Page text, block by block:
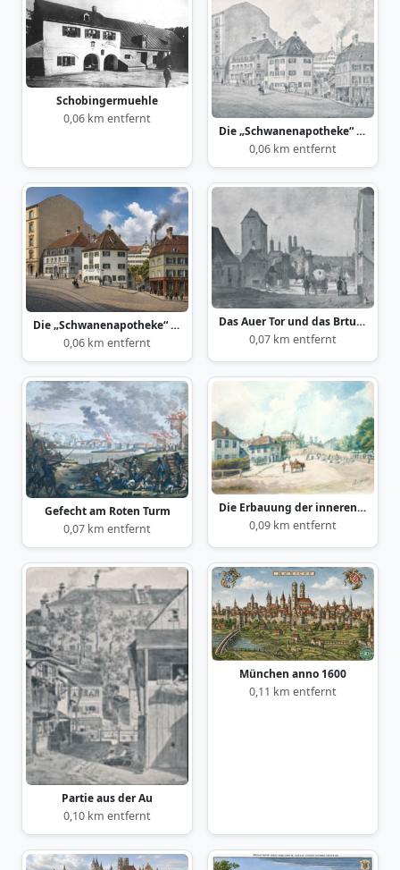
Schobingermuehle
0,06 km entfernt
Die „Schwanenapotheke“ an der Ludwigsbrücke 1893
0,06 km entfernt
Die „Schwanenapotheke“ an der Ludwigsbrücke 1893
0,06 km entfernt
Das Auer Tor und das Brtunnhaus am Isarberg
0,07 km entfernt
Gefecht am Roten Turm
0,07 km entfernt
Die Erbauung der inneren Isarbrücke
0,09 km entfernt
Partie aus der Au
0,10 km entfernt
München anno 1600
0,11 km entfernt